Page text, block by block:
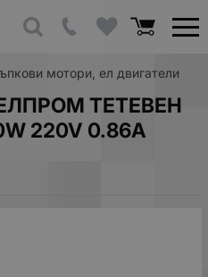
мотори, ел двигатели
ЕЛПРОМ ТЕТЕВЕН
220V 0.86A